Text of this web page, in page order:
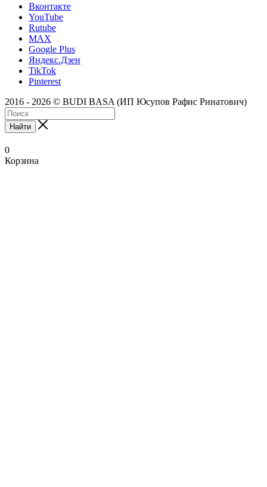
Вконтакте
YouTube
Rutube
MAX
Google Plus
Яндекс.Дзен
TikTok
Pinterest
2016 - 2026 © BUDI BASA (ИП Юсупов Рафис Ринатович)
Найти
0
Корзина